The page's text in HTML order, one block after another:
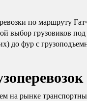
по маршруту
выбор грузовиков
до фур с
на рынке